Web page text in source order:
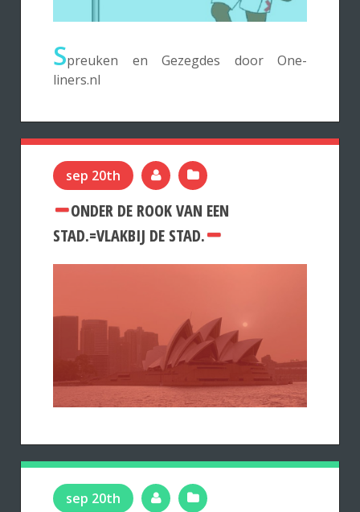
Spreuken en Gezegdes door One-
liners.nl
sep 20th
ONDER DE ROOK VAN EEN
STAD.=VLAKBIJ DE STAD.
sep 20th